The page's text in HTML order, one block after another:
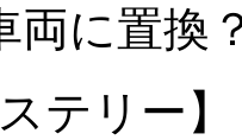
両に置換
ステリー